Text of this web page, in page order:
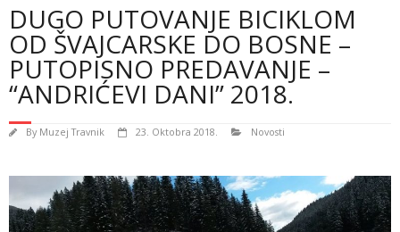
DUGO PUTOVANJE BICIKLOM
OD ŠVAJCARSKE DO BOSNE –
PUTOPISNO PREDAVANJE –
“ANDRIĆEVI DANI” 2018.
By Muzej Travnik 23. Oktobra 2018. Novosti